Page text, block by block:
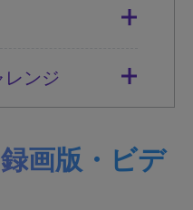
ンジ
画版・ビデ